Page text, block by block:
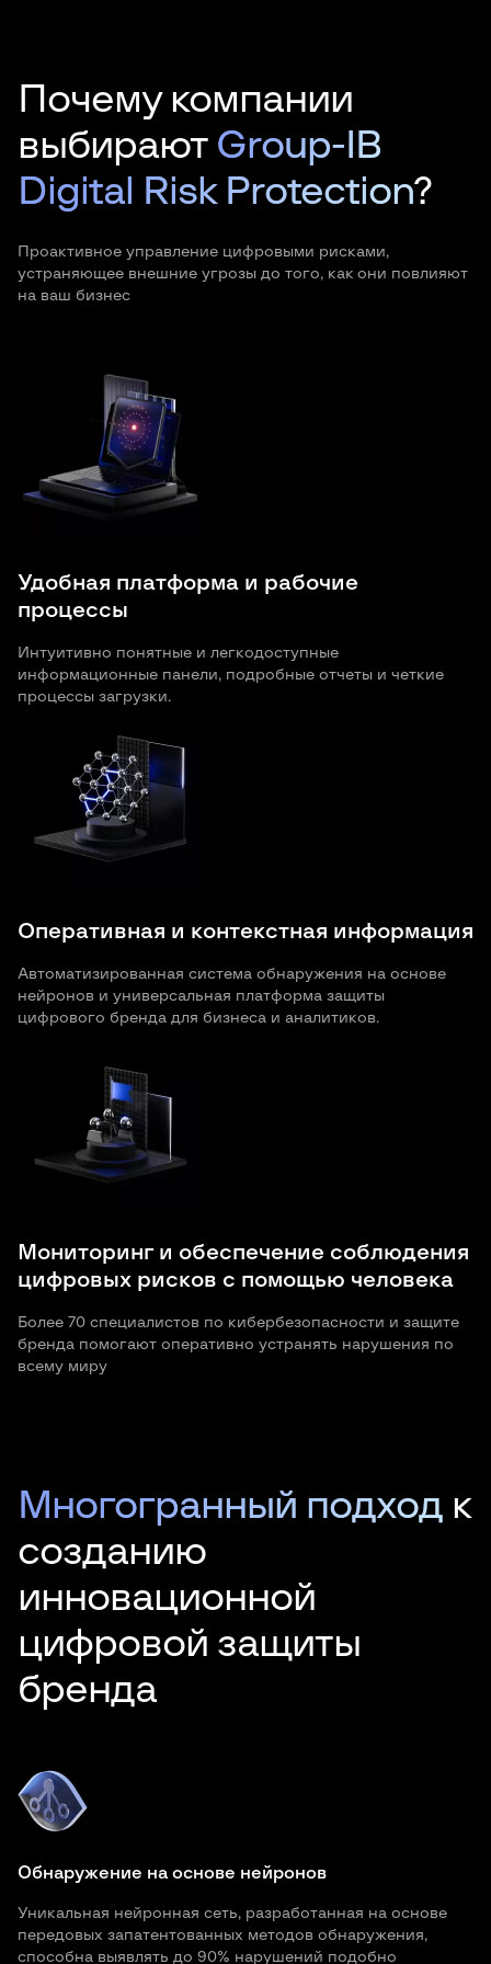
Почему компании
выбирают Group-IB
Digital Risk Protection?
Проактивное управление цифровыми рисками,
устраняющее внешние угрозы до того, как они повлияют
на ваш бизнес
Удобная платформа и рабочие
процессы
Интуитивно понятные и легкодоступные
информационные панели, подробные отчеты и четкие
процессы загрузки.
Оперативная и контекстная информация
Автоматизированная система обнаружения на основе
нейронов и универсальная платформа защиты
цифрового бренда для бизнеса и аналитиков.
Мониторинг и обеспечение соблюдения
цифровых рисков с помощью человека
Более 70 специалистов по кибербезопасности и защите
бренда помогают оперативно устранять нарушения по
всему миру
Многогранный подход к
созданию
инновационной
цифровой защиты
бренда
Обнаружение на основе нейронов
Уникальная нейронная сеть, разработанная на основе
передовых запатентованных методов обнаружения,
способна выявлять до 90% нарушений подобно